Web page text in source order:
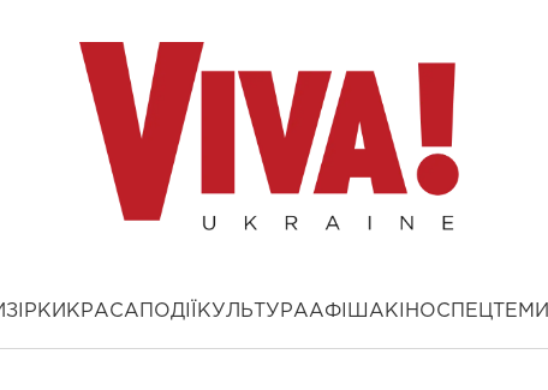
ЗІРКИ КРАСА ПОДІЇ КУЛЬТУРААФІША КІНОСПЕЦТЕМИ